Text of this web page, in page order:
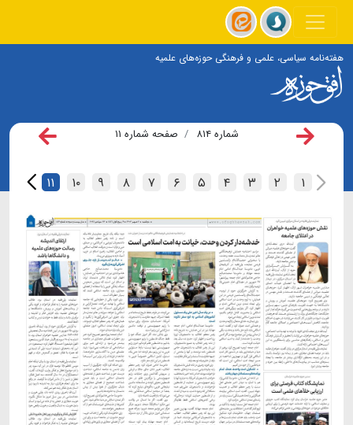
هفته‌نامه سیاسی، علمی و فرهنگی حوزه‌های علمیه
شماره ۸۱۴ صفحه شماره ۱۱
۱ ۲ ۳ ۴ ۵ ۶ ۷ ۸ ۹ ۱۰ ۱۱ ۱۲